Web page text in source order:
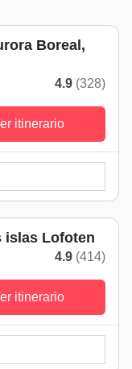
Boreal,
4.9 (328)
itinerario
islas Lofoten
4.9 (414)
itinerario